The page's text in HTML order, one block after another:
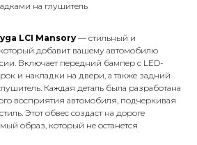
на глушитель
LCI Mansory — стильный и
добавит вашему автомобилю
Включает передний бампер с LED-
и накладки на двери, а также задний
Каждая деталь была разработана
восприятия автомобиля, подчеркивая
Этот обвес создаст на дороге
образ, который не останется